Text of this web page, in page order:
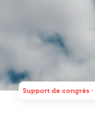
Support de congrès ∙